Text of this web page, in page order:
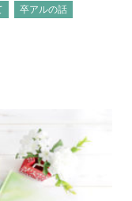
卒アルの話